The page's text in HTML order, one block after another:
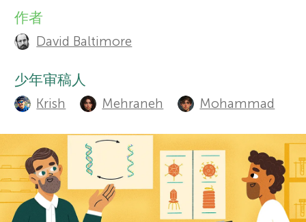
e
r
s
f
o
A
u
t
h
o
r
s
作者
David Baltimore
少年审稿人
Krish Mehraneh Mohammad